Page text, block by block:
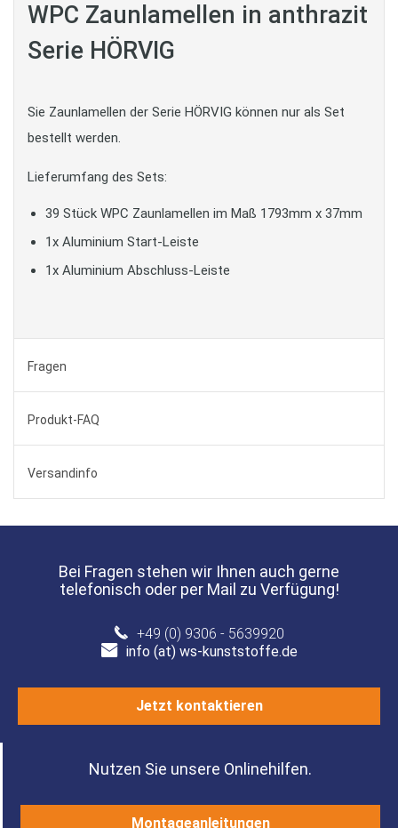
WPC Zaunlamellen in anthrazit
Serie HÖRVIG
Sie Zaunlamellen der Serie HÖRVIG können nur als Set
bestellt werden.
Lieferumfang des Sets:
39 Stück WPC Zaunlamellen im Maß 1793mm x 37mm
1x Aluminium Start-Leiste
1x Aluminium Abschluss-Leiste
Fragen
Produkt-FAQ
Versandinfo
Bei Fragen stehen wir Ihnen auch gerne
telefonisch oder per Mail zu Verfügung!
+49 (0) 9306 - 5639920
info (at) ws-kunststoffe.de
Jetzt kontaktieren
Nutzen Sie unsere Onlinehilfen.
Montageanleitungen